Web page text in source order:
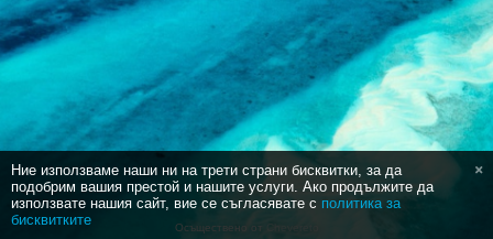
Осъществено от
Ние използваме наши ни на трети страни бисквитки, за да
подобрим вашия престой и нашите услуги. Ако продължите да
използвате нашия сайт, вие се съгласявате с политика за
бисквитките